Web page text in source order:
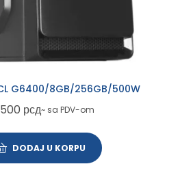
G6400/8GB/256GB/500W
рсд~ sa PDV-om
DODAJ U KORPU